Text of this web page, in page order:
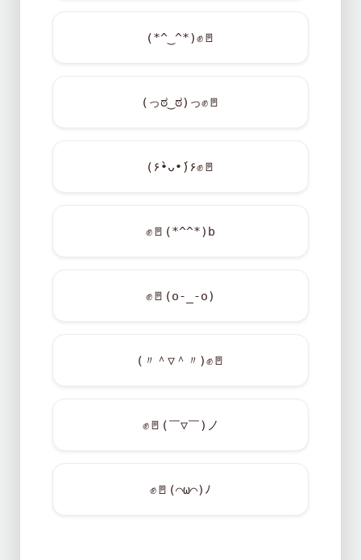
(*^‿^*)✊🚪
(っಠ‿ಠ)っ✊🚪
(۶•̀ᴗ•́)۶✊🚪
✊🚪 (*^^*)b
✊🚪 (o-_-o)
(〃＾▽＾〃)✊🚪
✊🚪 (￣▽￣)ノ
✊🚪 (⌒ω⌒)ﾉ